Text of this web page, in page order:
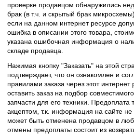
проверке продавцом обнаружились
брак (в т.ч. и скрытый брак
если на данном интернет ресурсе
ошибка в описании этого товара,
указана ошибочная информация о
складе продавца.
Нажимая кнопку "Заказать" на этой
подтверждает, что он ознакомлен и
правилами заказа через этот интернет
оставить заказ на подбор
запчасти для его техники. Предоплата
акцептом, т.к. информация на сайте
может быть отменена продавцом в
отмены предоплаты состоит из